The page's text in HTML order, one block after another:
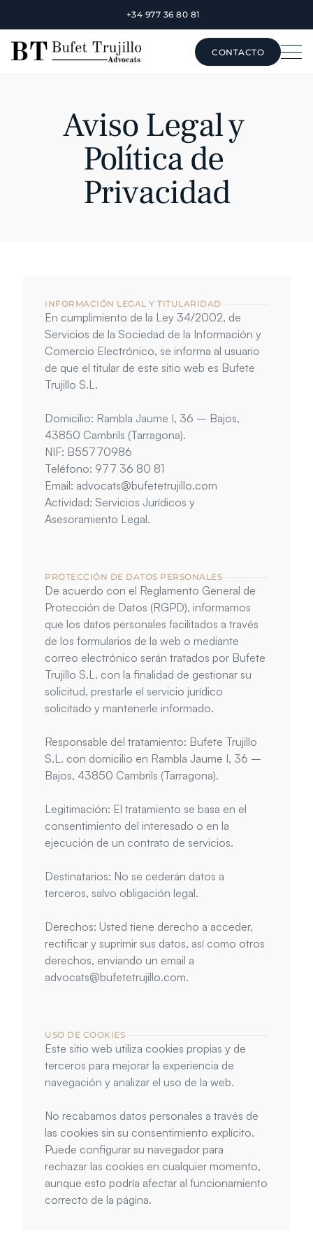
+34 977 36 80 81
CONTACTO
Aviso Legal y
Política de
Privacidad
INFORMACIÓN LEGAL Y TITULARIDAD
En cumplimiento de la Ley 34/2002, de
Servicios de la Sociedad de la Información y
Comercio Electrónico, se informa al usuario
de que el titular de este sitio web es Bufete
Trujillo S.L.
Domicilio: Rambla Jaume I, 36 – Bajos,
43850 Cambrils (Tarragona).
NIF: B55770986
Teléfono: 977 36 80 81
Email: advocats@bufetetrujillo.com
Actividad: Servicios Jurídicos y
Asesoramiento Legal.
PROTECCIÓN DE DATOS PERSONALES
De acuerdo con el Reglamento General de
Protección de Datos (RGPD), informamos
que los datos personales facilitados a través
de los formularios de la web o mediante
correo electrónico serán tratados por Bufete
Trujillo S.L. con la finalidad de gestionar su
solicitud, prestarle el servicio jurídico
solicitado y mantenerle informado.
Responsable del tratamiento: Bufete Trujillo
S.L. con domicilio en Rambla Jaume I, 36 –
Bajos, 43850 Cambrils (Tarragona).
Legitimación: El tratamiento se basa en el
consentimiento del interesado o en la
ejecución de un contrato de servicios.
Destinatarios: No se cederán datos a
terceros, salvo obligación legal.
Derechos: Usted tiene derecho a acceder,
rectificar y suprimir sus datos, así como otros
derechos, enviando un email a
advocats@bufetetrujillo.com.
USO DE COOKIES
Este sitio web utiliza cookies propias y de
terceros para mejorar la experiencia de
navegación y analizar el uso de la web.
No recabamos datos personales a través de
las cookies sin su consentimiento explícito.
Puede configurar su navegador para
rechazar las cookies en cualquier momento,
aunque esto podría afectar al funcionamiento
correcto de la página.